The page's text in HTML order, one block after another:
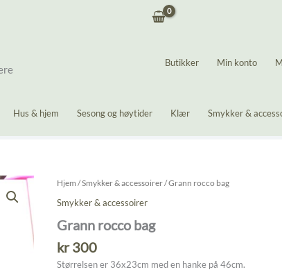
Butikker Min konto
Hus & hjem Sesong og høytider Klær Smykker &
Hjem /Smykker & accessoirer/ Grann rocco bag
Smykker & accessoirer
Grann rocco bag
kr300
Størrelsen er 36x23cm med en hanke på 46cm.